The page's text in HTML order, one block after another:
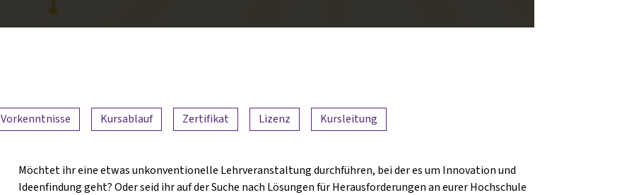
Vorkenntnisse Kursablauf Zertifikat Lizenz Kursleitung
Möchtet ihr eine etwas unkonventionelle Lehrveranstaltung durchführen, bei der es um Innovation und
Ideenfindung geht? Oder seid ihr auf der Suche nach Lösungen für Herausforderungen an eurer Hochschule